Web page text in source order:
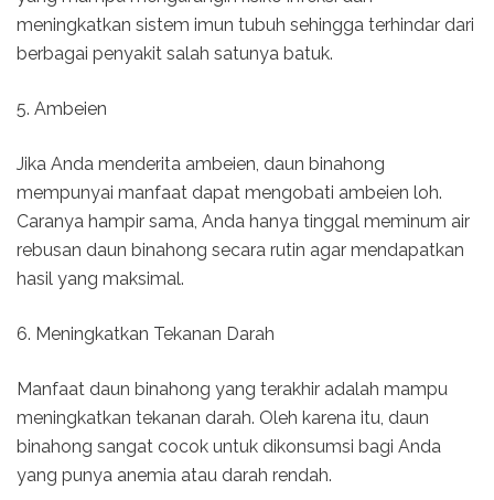
meningkatkan sistem imun tubuh sehingga terhindar dari
berbagai penyakit salah satunya batuk.
5. Ambeien
Jika Anda menderita ambeien, daun binahong
mempunyai manfaat dapat mengobati ambeien loh.
Caranya hampir sama, Anda hanya tinggal meminum air
rebusan daun binahong secara rutin agar mendapatkan
hasil yang maksimal.
6. Meningkatkan Tekanan Darah
Manfaat daun binahong yang terakhir adalah mampu
meningkatkan tekanan darah. Oleh karena itu, daun
binahong sangat cocok untuk dikonsumsi bagi Anda
yang punya anemia atau darah rendah.